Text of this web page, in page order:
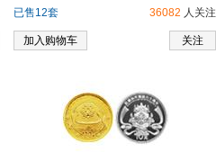
36082 人关注
已售12套
关注
加入购物车